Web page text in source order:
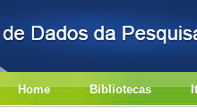
Home Bibliotecas